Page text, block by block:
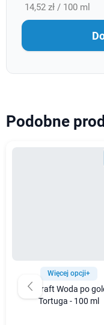
14,52 zł / 100 ml
Podobne
Więcej opcji+
Rarecraft Woda po
Tortuga - 100 ml